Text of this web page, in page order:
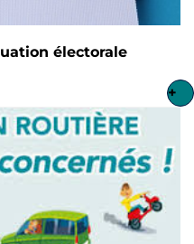
électorale
+